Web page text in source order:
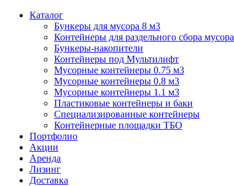
Каталог
Бункеры для мусора 8 м3
Контейнеры для раздельного сбора мусора
Бункеры-накопители
Контейнеры под Мультилифт
Мусорные контейнеры 0.75 м3
Мусорные контейнеры 0.8 м3
Мусорные контейнеры 1.1 м3
Пластиковые контейнеры и баки
Специализированные контейнеры
Контейнерные площадки ТБО
Портфолио
Акции
Аренда
Лизинг
Доставка